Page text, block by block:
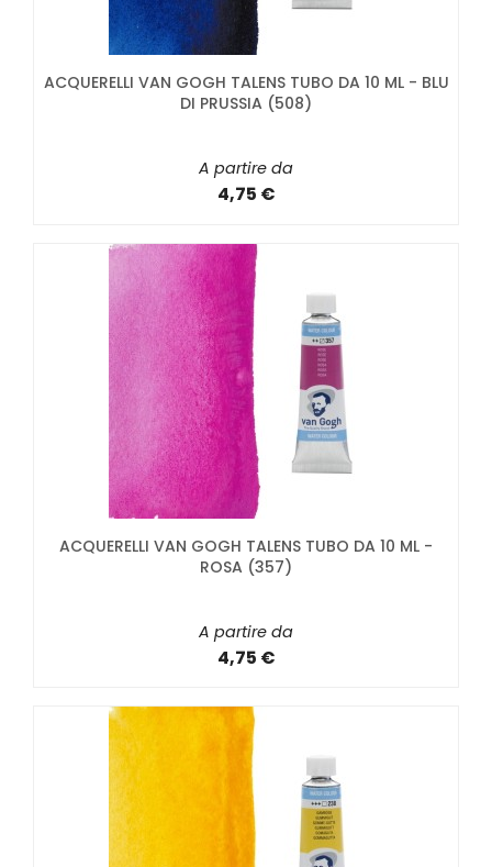
ACQUERELLI VAN GOGH TALENS TUBO DA 10 ML - BLU
DI PRUSSIA (508)
A partire da
4,75 €
ACQUERELLI VAN GOGH TALENS TUBO DA 10 ML -
ROSA (357)
A partire da
4,75 €